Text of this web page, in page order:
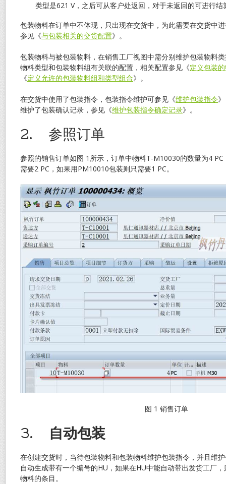
类型是621 V，之后可从客户处返回，对于未返回的可进行结
包装物料在订单中不体现，只出现在交货中，为此需要在交货中
参见《与包装相关的交货配置》。
包装物料与被包装物料，在销售工厂视图中需分别维护包装物料
物料类型和包装物料组有关联的配置，相关配置参见《定义包装
《定义允许的包装物料组和类型组合》。
在交货中使用了包装指令，包装指令维护可参见《维护包装指令
维护了包装确认记录，参见《维护包装指令确定记录》。
2. 参照订单
参照的销售订单如图 1所示，订单中物料T-M10030的数量为4
需要2 PC，如果用PM10010包装则只需要1 PC。
图 1 销售订单
3. 自动包装
在创建交货时，当待包装物料和包装物料维护包装指令，并且维
自动生成带有一个编号的HU，如果在HU中能自动带出发货工厂
物料的条目。